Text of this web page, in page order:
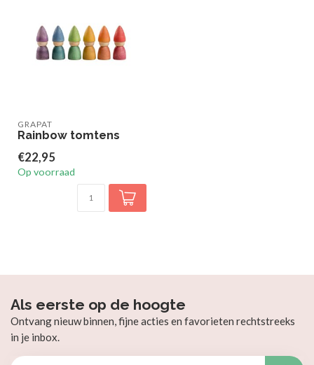
GRAPAT
Rainbow tomtens
€22,95
Op voorraad
Als eerste op de hoogte
Ontvang nieuw binnen, fijne acties en favorieten rechtstreeks
in je inbox.